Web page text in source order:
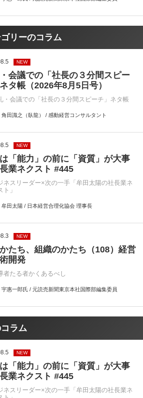
リーのコラム
NEW
会議での「社長の３分間スピー
タ帳（2026年8月5日号）
・会議での「社長の３分間スピーチ」ネタ帳
角田識之（臥龍） / 感動経営コンサルタント
NEW
「能力」の前に「資質」が大事
業ネクスト #445
ネスリーダー×次の一手「牟田太陽の社長業ネ
ト」
牟田太陽 / 日本経営合理化協会 理事長
NEW
たち、組織のかたち（108）経営
開発
者たる者かくあるべし
宇惠一郎氏 / 元読売新聞東京本社国際部編集委員
ラム
NEW
「能力」の前に「資質」が大事
業ネクスト #445
ネスリーダー×次の一手「牟田太陽の社長業ネ